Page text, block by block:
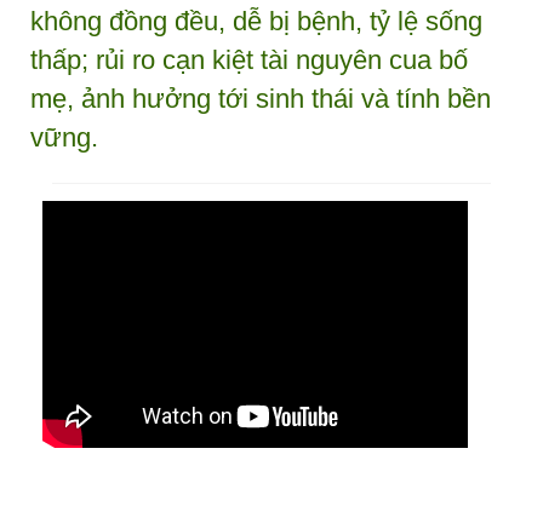
không đồng đều, dễ bị bệnh, tỷ lệ sống
thấp; rủi ro cạn kiệt tài nguyên cua bố
mẹ, ảnh hưởng tới sinh thái và tính bền
vững.